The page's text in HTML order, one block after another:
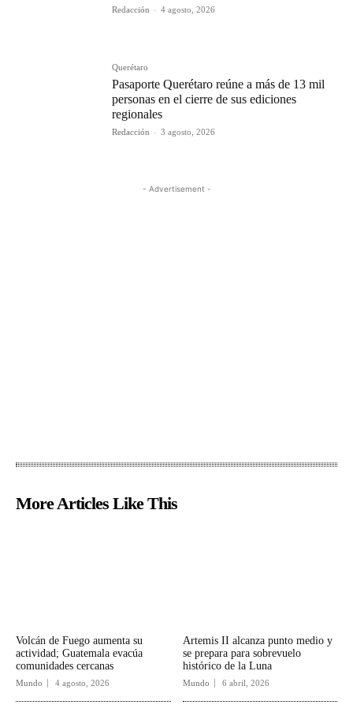
Redacción - 4 agosto, 2026
Querétaro
Pasaporte Querétaro reúne a más de 13 mil
personas en el cierre de sus ediciones
regionales
Redacción - 3 agosto, 2026
- Advertisement -
More Articles Like This
Volcán de Fuego aumenta su
actividad; Guatemala evacúa
comunidades cercanas
Mundo 4 agosto, 2026
Artemis II alcanza punto medio y
se prepara para sobrevuelo
histórico de la Luna
Mundo 6 abril, 2026